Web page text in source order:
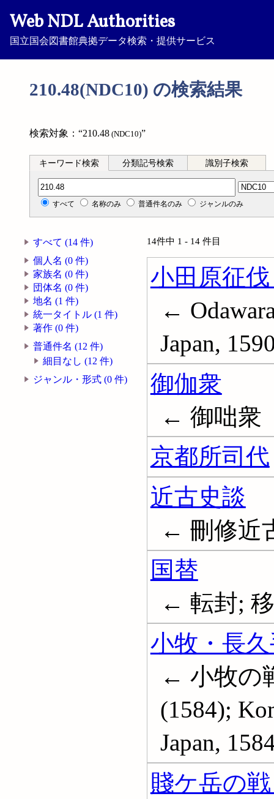
Web NDL Authorities
国立国会図書館典拠データ検索・提供サービス
210.48(NDC10) の検索結果
検索対象：“210.48 (NDC10)”
キーワード検索 分類記号検索 識別子検索
分類記号検索
すべて 名称のみ 普通件名のみ ジャンルのみ
すべて (14 件)
個人名 (0 件)
家族名 (0 件)
団体名 (0 件)
地名 (1 件)
統一タイトル (1 件)
著作 (0 件)
普通件名 (12 件)
細目なし (12 件)
ジャンル・形式 (0 件)
14件中 1 - 14 件目
小田原征伐
←
Japan,
御伽衆
← 御咄衆
京都所司代
近古史談
← 刪修近
国替
← 転封;
小牧・長
← 小牧の
(1584);
Japan,
賤ケ岳の